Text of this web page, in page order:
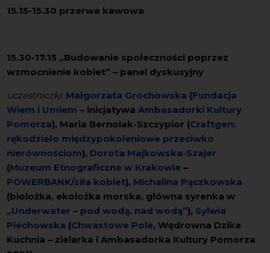
15.15-15.30 przerwa kawowa
15.30-17.15 „Budowanie społeczności poprzez
wzmocnienie kobiet” – panel dyskusyjny
uczestniczki: Małgorzata Grochowska (Fundacja
Wiem i Umiem – inicjatywaAmbasadorki Kultury
Pomorza), Maria Bernolak-Szczypior (Craftgen:
rękodzieło międzypokoleniowe przeciwko
nierównościom), Dorota Majkowska-Szajer
(Muzeum Etnograficzne w Krakowie –
POWERBANK/siła kobiet), Michalina Pączkowska
(biolożka, ekolożka morska, główna syrenka w
„Underwater – pod wodą, nad wodą”), Sylwia
Piechowska (Chwastowe Pole, Wędrowna Dzika
Kuchnia – zielarka i Ambasadorka Kultury Pomorza